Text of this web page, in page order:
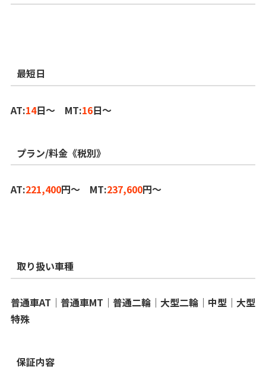
最短日
AT:14日～ MT:16日～
プラン/料金《税別》
AT:221,400円～ MT:237,600円～
取り扱い車種
普通車AT│普通車MT│普通二輪│大型二輪│中型│大型
特殊
保証内容